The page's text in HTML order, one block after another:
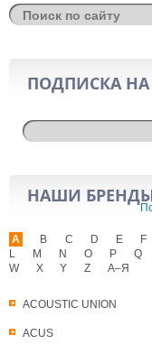
ПОДПИСКА
НАШИ
A
ACOUSTIC UNION
ACUS
B C D E F
L
M N O P Q
W
X Y Z А–Я